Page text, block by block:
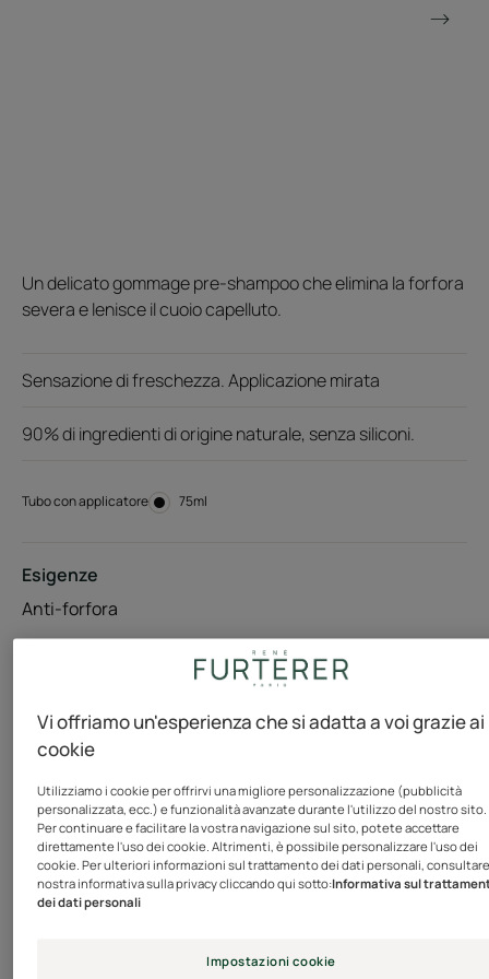
Un delicato gommage pre-shampoo che elimina la forfora
severa e lenisce il cuoio capelluto.
Sensazione di freschezza. Applicazione mirata
90% di ingredienti di origine naturale, senza siliconi.
Tubo con applicatore
Tubo
75ml
Esigenze
Anti-forfora
Con estratti micronizzati di albicocca, questo gel pre-
shampoo esfolia delicatamente e riduce efficacemente
la forfora severa. Associa l'olio essenziale di Melaleuca a
principi attivi detergenti e cheratoriduttori che
purificano il cuoio capelluto immediatamente. Non
appena applicato, dona una rivitalizzante sensazione di
benessere, rafforzata dalle proprietà rinfrescanti e
Vi offriamo un'esperienza che si adatta a voi grazie ai
cookie
Utilizziamo i cookie per offrirvi una migliore personalizzazione (pubblicità
personalizzata, ecc.) e funzionalità avanzate durante l'utilizzo del nostro sito.
Per continuare e facilitare la vostra navigazione sul sito, potete accettare
direttamente l'uso dei cookie. Altrimenti, è possibile personalizzare l'uso dei
cookie. Per ulteriori informazioni sul trattamento dei dati personali,
nostra informativa sulla privacy cliccando qui sotto:Informativa sul
dei dati personali
Impostazioni cookie